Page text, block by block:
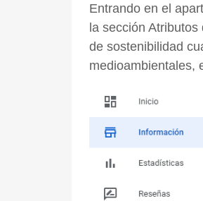
Entrando en el
la sección
de sostenibilidad
medioambientales,